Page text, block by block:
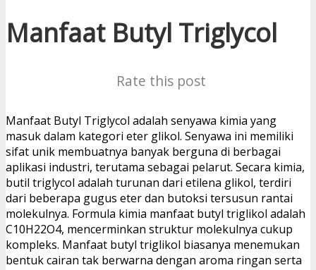
Manfaat Butyl Triglycol
Rate this post
Manfaat Butyl Triglycol adalah senyawa kimia yang
masuk dalam kategori eter glikol. Senyawa ini memiliki
sifat unik membuatnya banyak berguna di berbagai
aplikasi industri, terutama sebagai pelarut. Secara kimia,
butil triglycol adalah turunan dari etilena glikol, terdiri
dari beberapa gugus eter dan butoksi tersusun rantai
molekulnya. Formula kimia manfaat butyl triglikol adalah
C10H22O4, mencerminkan struktur molekulnya cukup
kompleks. Manfaat butyl triglikol biasanya menemukan
bentuk cairan tak berwarna dengan aroma ringan serta